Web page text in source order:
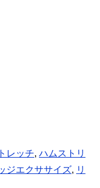
レッチ, ハムストリ
ジエクササイズ, リ